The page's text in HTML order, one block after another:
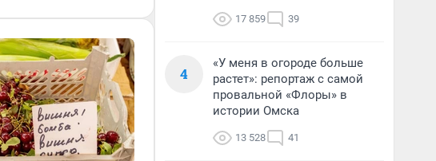
17 859 39
4
«У меня в огороде больше
растет»: репортаж с самой
провальной «Флоры» в
истории Омска
13 528 41